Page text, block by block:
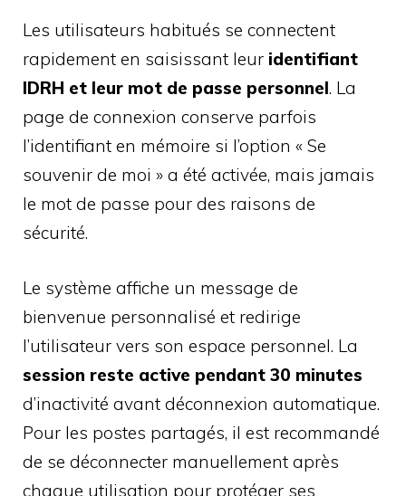
Les utilisateurs habitués se connectent
rapidement en saisissant leur identifiant
IDRH et leur mot de passe personnel. La
page de connexion conserve parfois
l’identifiant en mémoire si l’option « Se
souvenir de moi » a été activée, mais jamais
le mot de passe pour des raisons de
sécurité.
Le système affiche un message de
bienvenue personnalisé et redirige
l’utilisateur vers son espace personnel. La
session reste active pendant 30 minutes
d’inactivité avant déconnexion automatique.
Pour les postes partagés, il est recommandé
de se déconnecter manuellement après
chaque utilisation pour protéger ses